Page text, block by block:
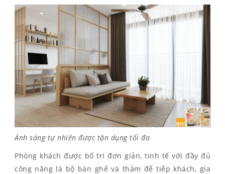
Ánh sáng tự nhiên được tận dụng tối đa
Phòng khách được bố trí đơn giản, tinh tế với đầy đủ
công năng là bộ bàn ghế và thảm để tiếp khách, gia